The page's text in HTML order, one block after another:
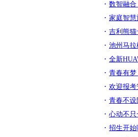
数智融合
家庭智慧
吉利熊
池州马拉
全新
青春有
欢迎报
青春不
心动不只
招生开